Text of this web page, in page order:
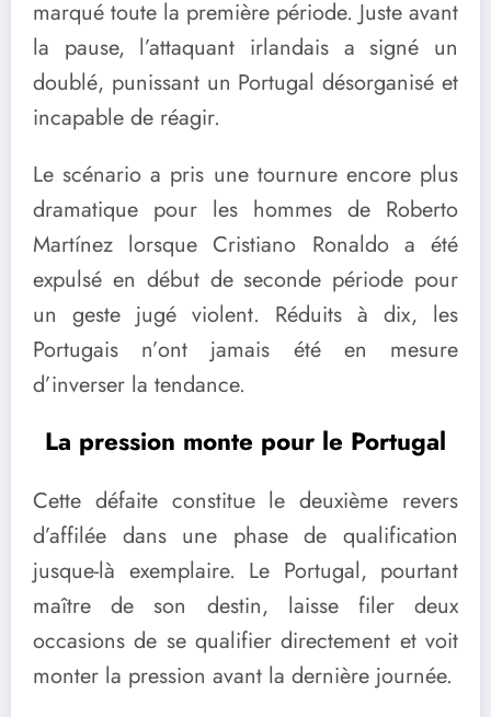
marqué toute la première période. Juste avant
la pause, l’attaquant irlandais a signé un
doublé, punissant un Portugal désorganisé et
incapable de réagir.
Le scénario a pris une tournure encore plus
dramatique pour les hommes de Roberto
Martínez lorsque Cristiano Ronaldo a été
expulsé en début de seconde période pour
un geste jugé violent. Réduits à dix, les
Portugais n’ont jamais été en mesure
d’inverser la tendance.
La pression monte pour le Portugal
Cette défaite constitue le deuxième revers
d’affilée dans une phase de qualification
jusque-là exemplaire. Le Portugal, pourtant
maître de son destin, laisse filer deux
occasions de se qualifier directement et voit
monter la pression avant la dernière journée.